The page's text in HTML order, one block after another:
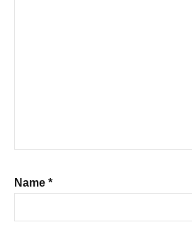
Name *